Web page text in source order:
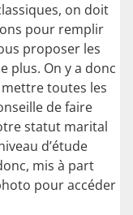
on doit
pour remplir
proposer les
plus. On y a donc
toutes les
de faire
statut marital
d’étude
mis à part
pour accéder